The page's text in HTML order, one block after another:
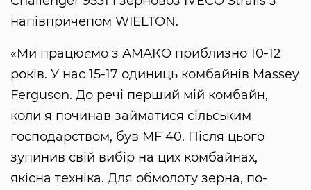
напівпричепом WIELTON.
«Ми працюємо з АМАКО приблизно 10-12
років. У нас 15-17 одиниць комбайнів Massey
Ferguson. До речі перший мій комбайн,
коли я починав займатися сільським
господарством, був MF 40. Після цього
зупинив свій вибір на цих комбайнах,
якісна техніка. Для обмолоту зерна, по-